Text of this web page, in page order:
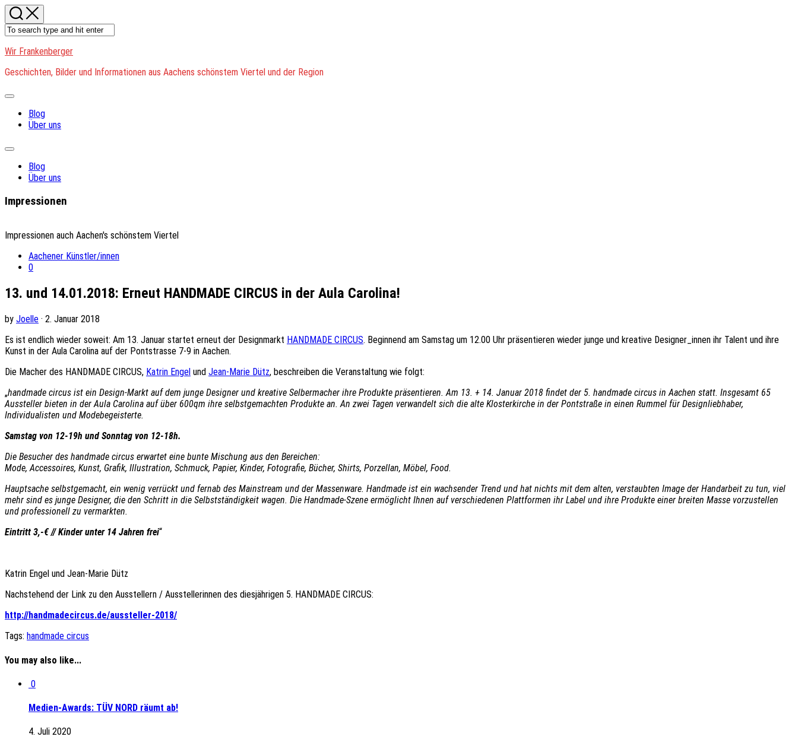
Skip
to
content
Wir Frankenberger
Geschichten, Bilder und Informationen aus Aachens schönstem Viertel und der Region
Expand
Blog
Über uns
Expand
Blog
Über uns
Impressionen
Impressionen auch Aachen's schönstem Viertel
Aachener Künstler/innen
0
13. und 14.01.2018: Erneut HANDMADE CIRCUS in der Aula Carolina!
by Joelle · 2. Januar 2018
Es ist endlich wieder soweit: Am 13. Januar startet erneut der Designmarkt HANDMADE CIRCUS. Beginnend am Samstag um 12.00 Uhr präsentieren wieder junge und kreative Designer_innen ihr Talent und ihre
Kunst in der Aula Carolina auf der Pontstrasse 7-9 in Aachen.
Die Macher des HANDMADE CIRCUS, Katrin Engel und Jean-Marie Dütz, beschreiben die Veranstaltung wie folgt:
„handmade circus ist ein Design-Markt auf dem junge Designer und kreative Selbermacher ihre Produkte präsentieren. Am 13. + 14. Januar 2018 findet der 5. handmade circus in Aachen statt. Insgesamt 65
Aussteller bieten in der Aula Carolina auf über 600qm ihre selbstgemachten Produkte an. An zwei Tagen verwandelt sich die alte Klosterkirche in der Pontstraße in einen Rummel für Designliebhaber,
Individualisten und Modebegeisterte.
Samstag von 12-19h und Sonntag von 12-18h.
Die Besucher des handmade circus erwartet eine bunte Mischung aus den Bereichen:
Mode, Accessoires, Kunst, Grafik, Illustration, Schmuck, Papier, Kinder, Fotografie, Bücher, Shirts, Porzellan, Möbel, Food.
Hauptsache selbstgemacht, ein wenig verrückt und fernab des Mainstream und der Massenware. Handmade ist ein wachsender Trend und hat nichts mit dem alten, verstaubten Image der Handarbeit zu tun, viel
mehr sind es junge Designer, die den Schritt in die Selbstständigkeit wagen. Die Handmade-Szene ermöglicht Ihnen auf verschiedenen Plattformen ihr Label und ihre Produkte einer breiten Masse vorzustellen
und professionell zu vermarkten.
Eintritt 3,-€ // Kinder unter 14 Jahren frei“
Katrin Engel und Jean-Marie Dütz
Nachstehend der Link zu den Ausstellern / Ausstellerinnen des diesjährigen 5. HANDMADE CIRCUS:
http://handmadecircus.de/aussteller-2018/
Tags: handmade circus
You may also like...
0
Medien-Awards: TÜV NORD räumt ab!
4. Juli 2020